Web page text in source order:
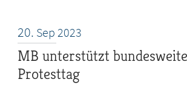
20. Sep 2023
MB unterstützt
Protesttag